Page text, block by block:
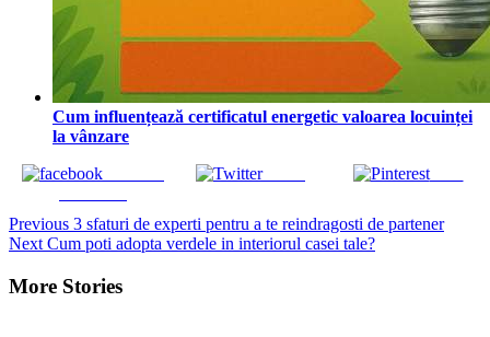
Cum influențează certificatul energetic valoarea locuinței
la vânzare
Tweet Save
Continue
Reading
Previous 3 sfaturi de experti pentru a te reindragosti de partener
Next Cum poti adopta verdele in interiorul casei tale?
More Stories